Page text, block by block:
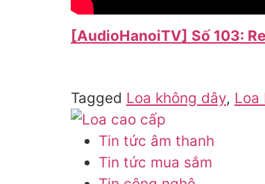
[AudioHanoiTV] Số 103:
Tagged Loa không dây, Loa
Tin tức âm thanh
Tin tức mua sắm